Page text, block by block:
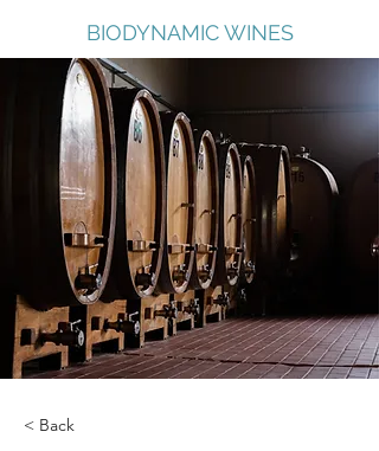
BIODYNAMIC WINES
< Back